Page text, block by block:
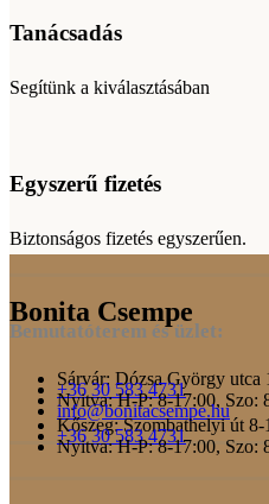
Tanácsadás
Segítünk a kiválasztásában
Egyszerű fizetés
Biztonságos fizetés egyszerűen.
Bonita Csempe
Bemutatóterem és üzlet:
Sárvár: Dózsa György utca
+36 30 583 4731
Nyitva: H-P: 8-17:00, Szo:
info@bonitacsempe.hu
Kőszeg: Szombathelyi út 8-
+36 30 583 4731
Nyitva: H-P: 8-17:00, Szo: